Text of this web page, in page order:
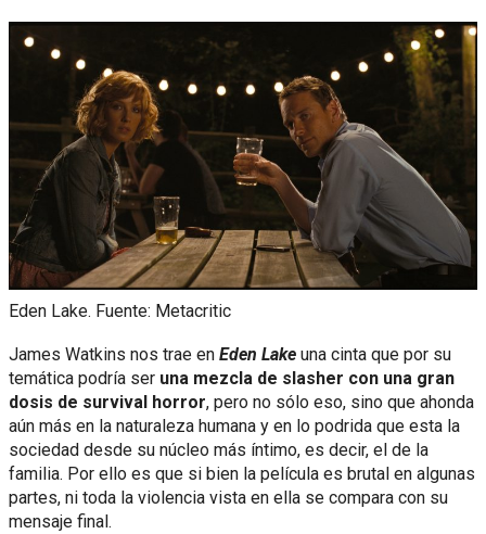
Eden Lake. Fuente: Metacritic
James Watkins nos trae en Eden Lake una cinta que por su
temática podría ser una mezcla de slasher con una gran
dosis de survival horror, pero no sólo eso, sino que ahonda
aún más en la naturaleza humana y en lo podrida que esta la
sociedad desde su núcleo más íntimo, es decir, el de la
familia. Por ello es que si bien la película es brutal en algunas
partes, ni toda la violencia vista en ella se compara con su
mensaje final.